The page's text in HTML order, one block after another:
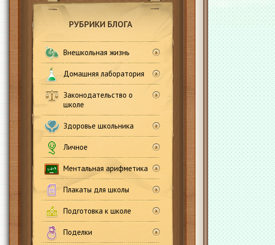
РУБРИКИ БЛОГА
Внешкольная жизнь
Домашняя лаборатория
Законодательство о
школе
Здоровье школьника
Личное
Ментальная арифметика
Плакаты для школы
Подготовка к школе
Поделки